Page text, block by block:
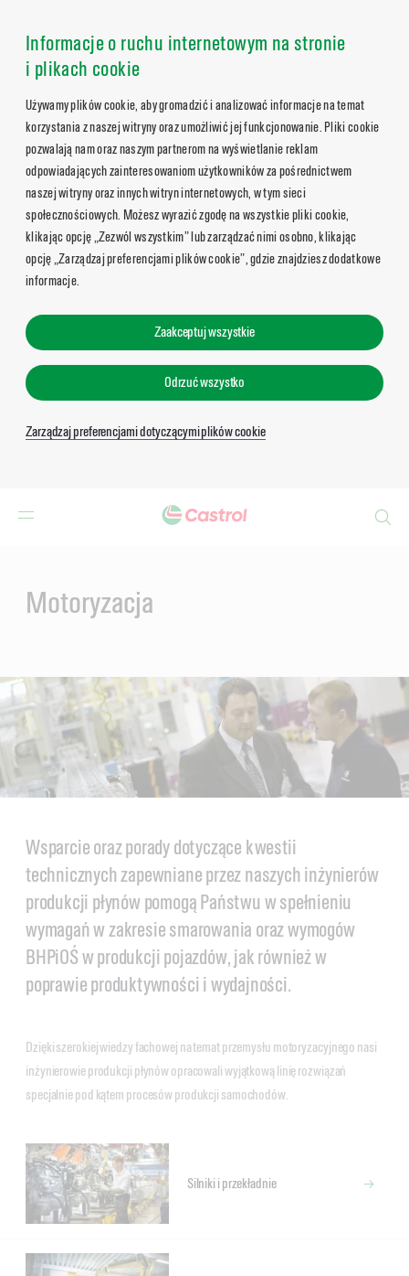
Informacje o ruchu internetowym na stronie
i plikach cookie
Używamy plików cookie, aby gromadzić i analizować informacje na temat
korzystania z naszej witryny oraz umożliwić jej funkcjonowanie. Pliki cookie
pozwalają nam oraz naszym partnerom na wyświetlanie reklam
odpowiadających zainteresowaniom użytkowników za pośrednictwem
naszej witryny oraz innych witryn internetowych, w tym sieci
społecznościowych. Możesz wyrazić zgodę na wszystkie pliki cookie,
klikając opcję „Zezwól wszystkim” lub zarządzać nimi osobno, klikając
opcję „Zarządzaj preferencjami plików cookie”, gdzie znajdziesz dodatkowe
informacje.
Zaakceptuj wszystkie
Odrzuć wszystko
Zarządzaj preferencjami dotyczącymi plików cookie
Motoryzacja
Wsparcie oraz porady dotyczące kwestii
technicznych zapewniane przez naszych inżynierów
produkcji płynów pomogą Państwu w spełnieniu
wymagań w zakresie smarowania oraz wymogów
BHPiOŚ w produkcji pojazdów, jak również w
poprawie produktywności i wydajności.
Dzięki szerokiej wiedzy fachowej na temat przemysłu motoryzacyjnego nasi
inżynierowie produkcji płynów opracowali wyjątkową linię rozwiązań
specjalnie pod kątem procesów produkcji samochodów.
Silniki i przekładnie